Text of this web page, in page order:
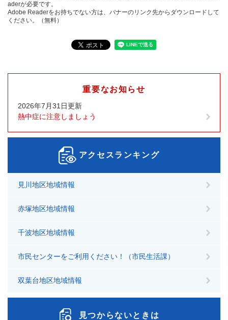
aderが必要です。
Adobe Readerをお持ちでない方は、バナーのリンク先からダウンロードして
ください。（無料）
重要なお知らせ
2026年7月31日更新
熱中症に注意しましょう
アクセスランキング
見川地区地域情報
赤塚地区地域情報
千波地区地域情報
市民センターをご利用ください！（市民生活課）
双葉台地区地域情報
見つからないときは